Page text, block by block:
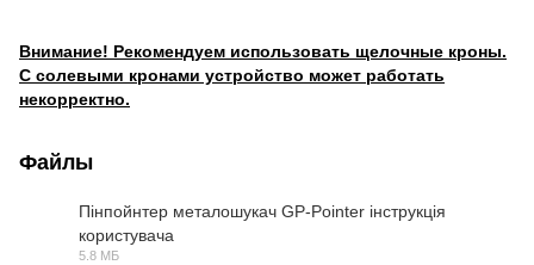
Внимание! Рекомендуем использовать щелочные кроны.
С солевыми кронами устройство может работать
некорректно.
Файлы
Пінпойнтер металошукач GP-Pointer інструкція
користувача
5.8 МБ